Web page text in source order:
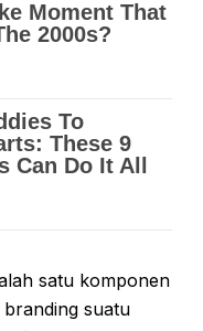
satu komponen
branding suatu